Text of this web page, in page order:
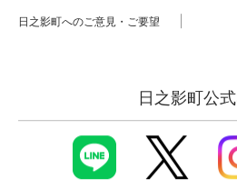
日之影町へのご意見・ご要望
日之影町公